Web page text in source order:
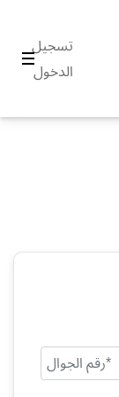
تسجيل
الدخول